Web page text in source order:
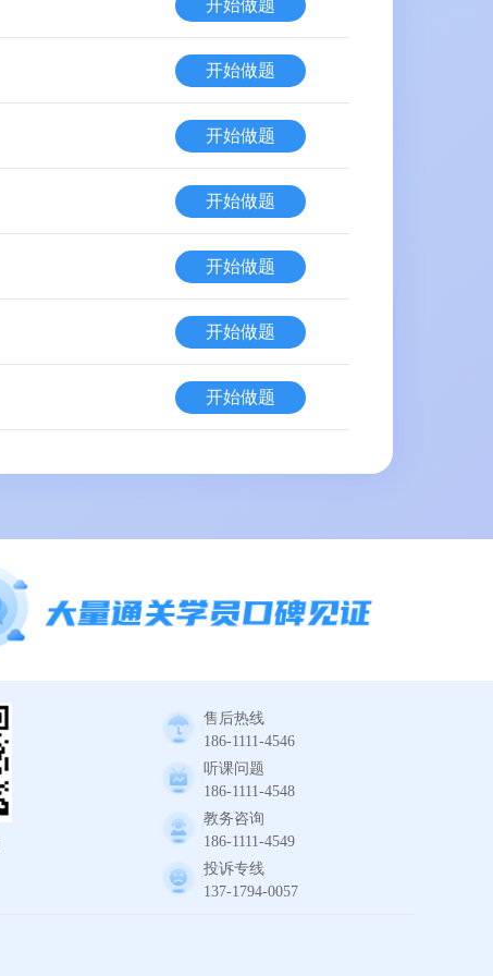
开始做题
开始做题
开始做题
开始做题
开始做题
开始做题
开始做题
售后热线
186-1111-4546
听课问题
186-1111-4548
教务咨询
186-1111-4549
投诉专线
137-1794-0057